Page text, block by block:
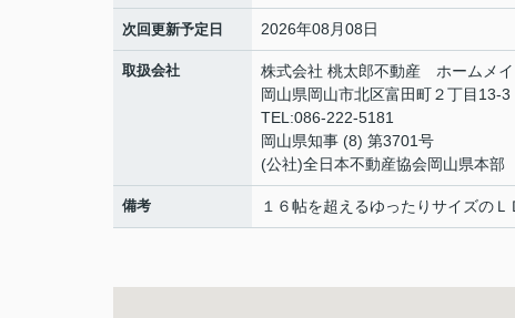
次回更新予定日 2026年08月08日
取扱会社
株式会社 桃太郎不動産 ホームメ
岡山県岡山市北区富田町２丁目13-3
TEL:086-222-5181
岡山県知事 (8) 第3701号
(公社)全日本不動産協会岡山県本部
備考 １６帖を超えるゆったりサイズの